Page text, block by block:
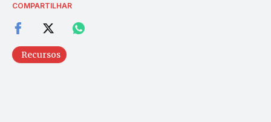
COMPARTILHAR
Recursos